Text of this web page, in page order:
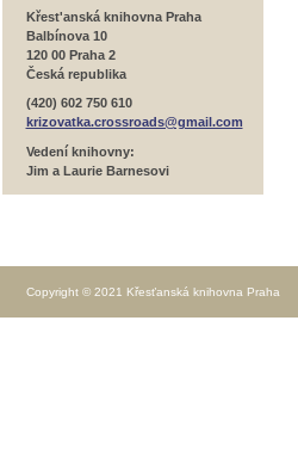
Křest'anská knihovna Praha
Balbínova 10
120 00 Praha 2
Česká republika
(420) 602 750 610
krizovatka.crossroads@gmail.com
Vedení knihovny:
Jim a Laurie Barnesovi
Copyright © 2021 Křesťanská knihovna Praha